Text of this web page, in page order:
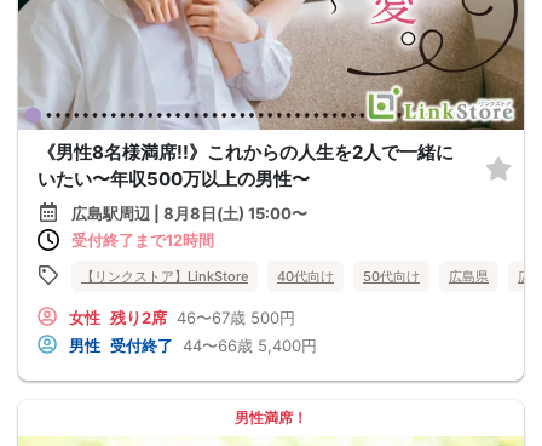
《男性8名様満席!!》これからの人生を2人で一緒に
いたい〜年収500万以上の男性〜
広島駅周辺 | 8月8日(土) 15:00〜
受付終了まで12時間
【リンクストア】LinkStore 40代向け 50代向け 広島県 広
女性 残り2席 46〜67歳 500円
男性 受付終了 44〜66歳 5,400円
男性満席！